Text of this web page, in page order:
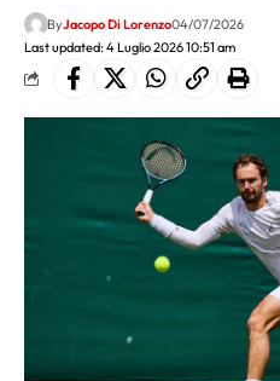
Last updated: 4 Luglio 2026 10:51 am
ByJacopo Di Lorenzo04/07/2026